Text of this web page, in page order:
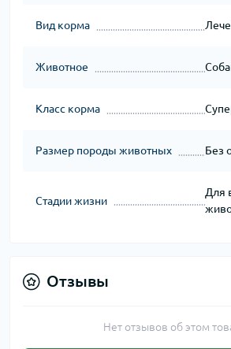
Вид корма
Животное
Класс корма
Размер породы животных Без
Стадии жизни
Для
Отзывы
Нет отзывов об этом